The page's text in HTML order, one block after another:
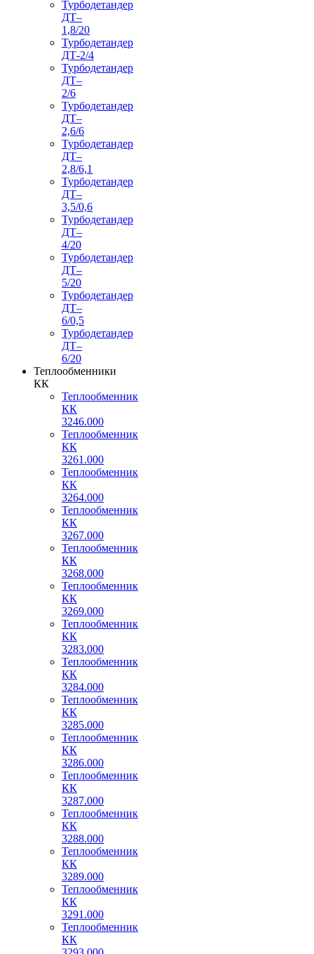
Турбодетандер
ДТ–
1,8/20
Турбодетандер
ДТ-2/4
Турбодетандер
ДТ–
2/6
Турбодетандер
ДТ–
2,6/6
Турбодетандер
ДТ–
2,8/6,1
Турбодетандер
ДТ–
3,5/0,6
Турбодетандер
ДТ–
4/20
Турбодетандер
ДТ–
5/20
Турбодетандер
ДТ–
6/0,5
Турбодетандер
ДТ–
6/20
Теплообменники
КК
Теплообменник
КК
3246.000
Теплообменник
КК
3261.000
Теплообменник
КК
3264.000
Теплообменник
КК
3267.000
Теплообменник
КК
3268.000
Теплообменник
КК
3269.000
Теплообменник
КК
3283.000
Теплообменник
КК
3284.000
Теплообменник
КК
3285.000
Теплообменник
КК
3286.000
Теплообменник
КК
3287.000
Теплообменник
КК
3288.000
Теплообменник
КК
3289.000
Теплообменник
КК
3291.000
Теплообменник
КК